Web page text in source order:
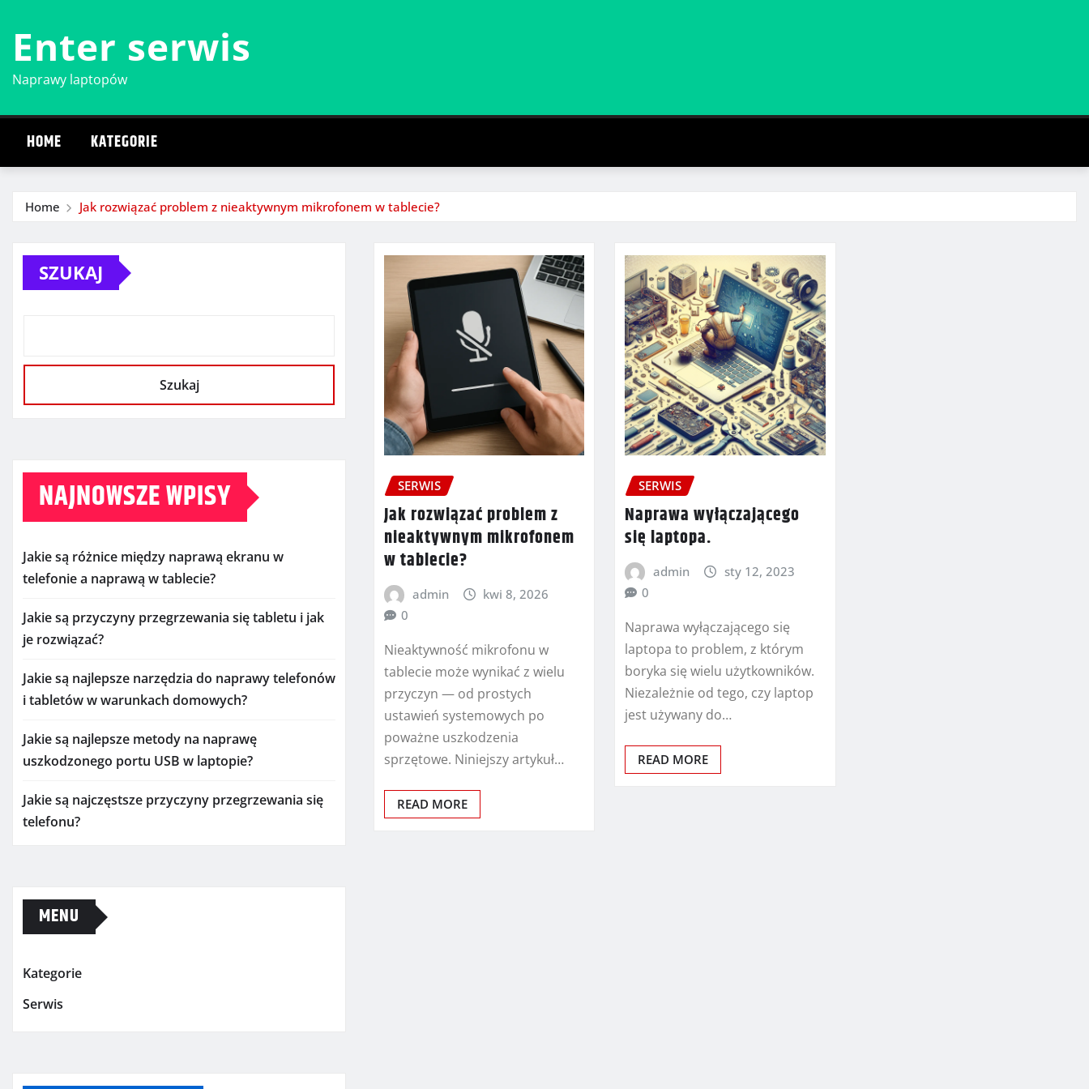
content
Enter serwis
Naprawy laptopów
HOME KATEGORIE
Home Jak rozwiązać problem z nieaktywnym mikrofonem w tablecie?
SZUKAJ
Szukaj
NAJNOWSZE WPISY
Jakie są różnice między naprawą ekranu w
telefonie a naprawą w tablecie?
Jakie są przyczyny przegrzewania się tabletu i jak
je rozwiązać?
Jakie są najlepsze narzędzia do naprawy telefonów
i tabletów w warunkach domowych?
Jakie są najlepsze metody na naprawę
uszkodzonego portu USB w laptopie?
Jakie są najczęstsze przyczyny przegrzewania się
telefonu?
MENU
Kategorie
Serwis
SERWIS
Jak rozwiązać problem z
nieaktywnym mikrofonem
w tablecie?
admin
kwi 8, 2026
0
Nieaktywność mikrofonu w
tablecie może wynikać z wielu
przyczyn — od prostych
ustawień systemowych po
poważne uszkodzenia
sprzętowe. Niniejszy artykuł…
READ MORE
SERWIS
Naprawa wyłączającego
się laptopa.
admin
sty 12, 2023
0
Naprawa wyłączającego się
laptopa to problem, z którym
boryka się wielu użytkowników.
Niezależnie od tego, czy laptop
jest używany do…
READ MORE